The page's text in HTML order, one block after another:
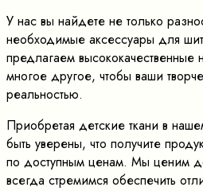
У нас вы найдете не только
необходимые аксессуары для
предлагаем высококачественные
многое другое, чтобы ваши
реальностью.
Приобретая детские ткани в
быть уверены, что получите
по доступным ценам. Мы ценим
всегда стремимся обеспечить